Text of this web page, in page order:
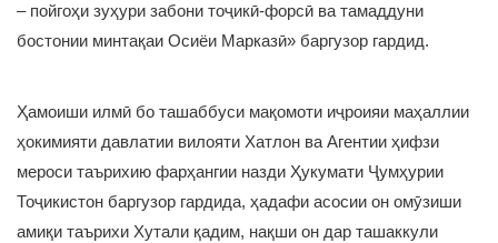
– пойгоҳи зуҳури забони тоҷикӣ-форсӣ ва тамаддуни
бостонии минтақаи Осиёи Марказӣ» баргузор гардид.
Ҳамоиши илмӣ бо ташаббуси мақомоти иҷроияи маҳаллии
ҳокимияти давлатии вилояти Хатлон ва Агентии ҳифзи
мероси таърихию фарҳангии назди Ҳукумати Ҷумҳурии
Тоҷикистон баргузор гардида, ҳадафи асосии он омӯзиши
амиқи таърихи Хутали қадим, нақши он дар ташаккули